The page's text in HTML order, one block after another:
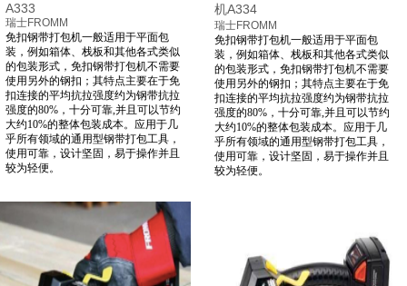
A333
瑞士FROMM
免扣钢带打包机一般适用于平面包
装，例如箱体、栈板和其他各式类似
的包装形式，免扣钢带打包机不需要
使用另外的钢扣；其特点主要在于免
扣连接的平均抗拉强度约为钢带抗拉
强度的80%，十分可靠,并且可以节约
大约10%的整体包装成本。应用于几
乎所有领域的通用型钢带打包工具，
使用可靠，设计坚固，易于操作并且
较为轻便。
机A334
瑞士FROMM
免扣钢带打包机一般适用于平面包
装，例如箱体、栈板和其他各式类似
的包装形式，免扣钢带打包机不需要
使用另外的钢扣；其特点主要在于免
扣连接的平均抗拉强度约为钢带抗拉
强度的80%，十分可靠,并且可以节约
大约10%的整体包装成本。应用于几
乎所有领域的通用型钢带打包工具，
使用可靠，设计坚固，易于操作并且
较为轻便。